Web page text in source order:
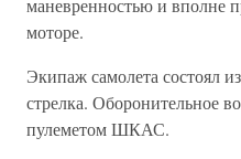
маневренностью и вполне
моторе.
Экипаж самолета состоял
стрелка. Оборонительное
пулеметом ШКАС.